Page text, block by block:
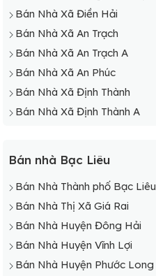
Bán Nhà Xã Điền Hải
Bán Nhà Xã An Trạch
Bán Nhà Xã An Trạch A
Bán Nhà Xã An Phúc
Bán Nhà Xã Định Thành
Bán Nhà Xã Định Thành A
Bán nhà Bạc Liêu
Bán Nhà Thành phố Bạc Liêu
Bán Nhà Thị Xã Giá Rai
Bán Nhà Huyện Đông Hải
Bán Nhà Huyện Vĩnh Lợi
Bán Nhà Huyện Phước Long